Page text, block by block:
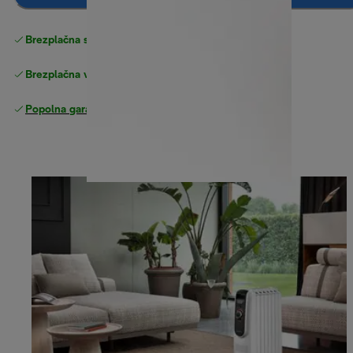
Brezplačna standardna dostava
Brezplačna vračila
Popolna garancija proizvajalca